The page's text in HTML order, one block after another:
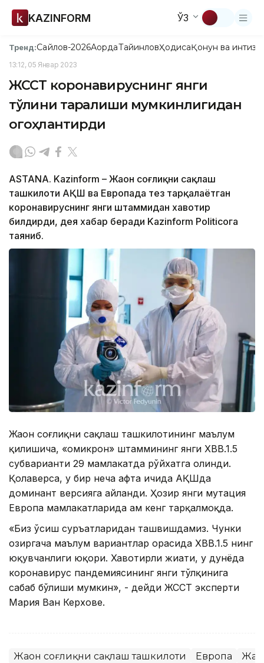
KAZINFORM ЎЗ
Тренд:Сайлов-2026АқордаТайинловҲодисаҚонун ва
13:12, 05 Январ 2023
ЖССТ коронавируснинг янги
тўлқини тарқалиши мумкинлигидан
огоҳлантирди
ASTANA. Kazinform – Жаҳон соғлиқни сақлаш
ташкилоти АҚШ ва Европада тез тарқалаётган
коронавируснинг янги штаммидан хавотир
билдирди, дея хабар беради Kazinform Politicoга
таяниб.
Жаҳон соғлиқни сақлаш ташкилотининг маълум
қилишича, «омикрон» штаммининг янги XBB.1.5
субварианти 29 мамлакатда рўйхатга олинди.
Қолаверса, у бир неча ҳафта ичида АҚШда
доминант версияга айланди. Ҳозир янги мутация
Европа мамлакатларида ҳам кенг тарқалмоқда.
«Биз ўсиш суръатларидан ташвишдамиз. Чунки
ҳозиргача маълум вариантлар орасида XBB.1.5 нинг
юқувчанлиги юқори. Хавотирли жиҳати, у дунёда
коронавирус пандемиясининг янги тўлқинига
сабаб бўлиши мумкин», - дейди ЖССТ эксперти
Мария Ван Керхове.
Жаҳон соғлиқни сақлаш ташкилоти Европа